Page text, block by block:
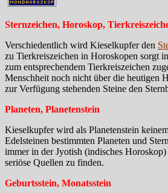
Sternzeichen, Horoskop,
Verschiedentlich wird Kieselkupfer den
zu Tierkreiszeichen in Horoskopen sorgt
zum entsprechendem Tierkreiszeichen
Menschheit noch nicht über die heutigen
zur Verfügung stehenden Steine den
Planeten, Planetenstein
Kieselkupfer wird als Planetenstein
Edelsteinen bestimmten Planeten und
immer in der Jyotish (indisches
seriöse Quellen zu finden.
Geburtsstein, Monatsstein